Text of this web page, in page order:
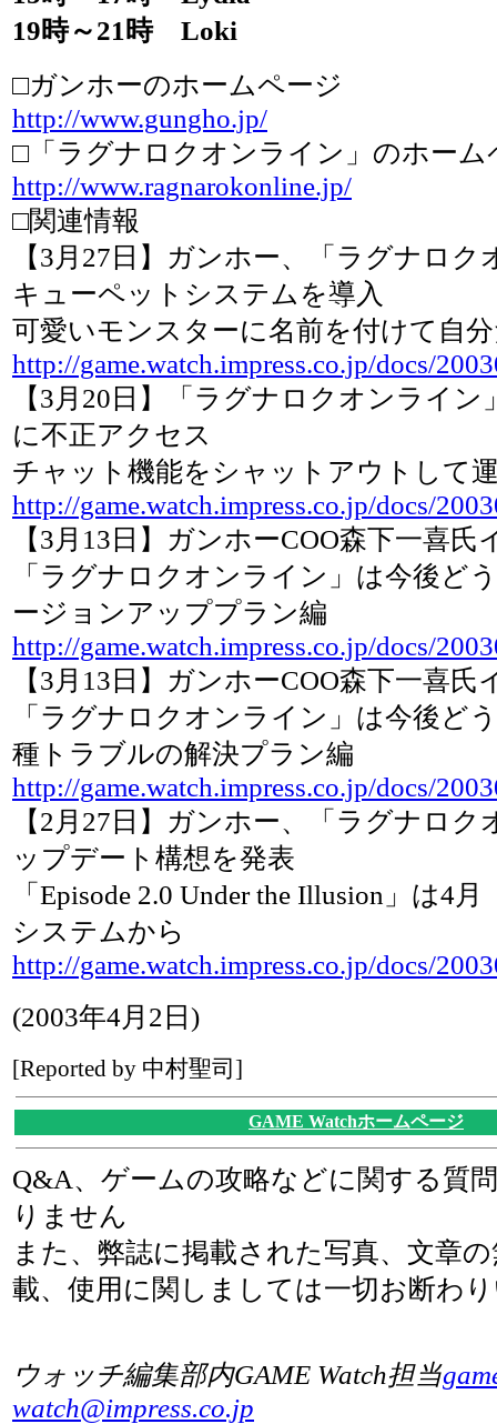
19時～21時 Loki
□ガンホーのホームページ
http://www.gungho.jp/
□「ラグナロクオンライン」のホーム
http://www.ragnarokonline.jp/
□関連情報
【3月27日】ガンホー、「ラグナロ
キューペットシステムを導入
可愛いモンスターに名前を付けて自
http://game.watch.impress.co.jp/docs/
【3月20日】「ラグナロクオンライン
に不正アクセス
チャット機能をシャットアウトして
http://game.watch.impress.co.jp/docs/
【3月13日】ガンホーCOO森下一喜氏
「ラグナロクオンライン」は今後ど
ージョンアッププラン編
http://game.watch.impress.co.jp/docs/
【3月13日】ガンホーCOO森下一喜氏
「ラグナロクオンライン」は今後ど
種トラブルの解決プラン編
http://game.watch.impress.co.jp/docs/
【2月27日】ガンホー、「ラグナロ
ップデート構想を発表
「Episode 2.0 Under the Illusion」は4
システムから
http://game.watch.impress.co.jp/docs/
(2003年4月2日)
[Reported by 中村聖司]
GAME Watchホームページ
Q&A、ゲームの攻略などに関する質
りません
また、弊誌に掲載された写真、文章
載、使用に関しましては一切お断わ
ウォッチ編集部内GAME Watch担当
watch@impress.co.jp